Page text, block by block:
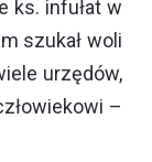
ks. infułat w
szukał woli
urzędów,
–